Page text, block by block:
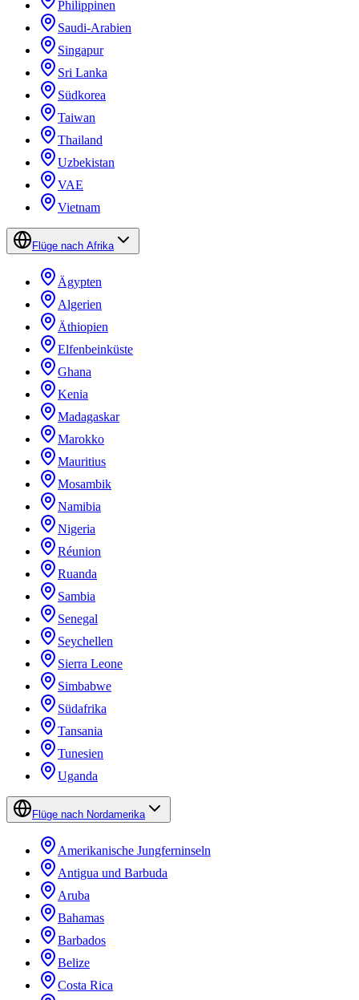
Philippinen
Saudi-Arabien
Singapur
Sri Lanka
Südkorea
Taiwan
Thailand
Uzbekistan
VAE
Vietnam
Flüge nach Afrika
Ägypten
Algerien
Äthiopien
Elfenbeinküste
Ghana
Kenia
Madagaskar
Marokko
Mauritius
Mosambik
Namibia
Nigeria
Réunion
Ruanda
Sambia
Senegal
Seychellen
Sierra Leone
Simbabwe
Südafrika
Tansania
Tunesien
Uganda
Flüge nach Nordamerika
Amerikanische Jungferninseln
Antigua und Barbuda
Aruba
Bahamas
Barbados
Belize
Costa Rica